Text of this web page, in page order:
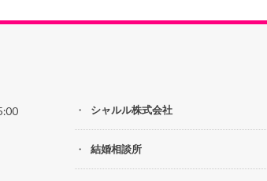
シャルル株式会社
結婚相談所